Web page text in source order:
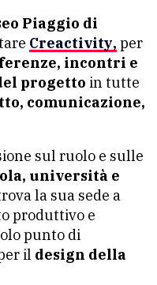
Piaggio di
Creactivity, per
incontri e
progetto in tutte
comunicazione,
sul ruolo e sulle
università e
la sua sede a
produttivo e
punto di
il design della